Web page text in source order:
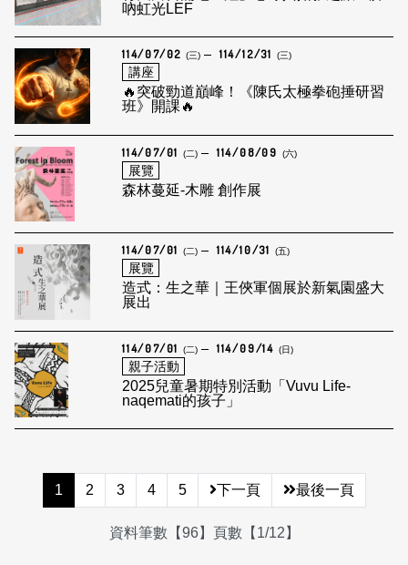
吶虹光LEF
114/07/02 (三) 114/12/31 (三)
講座
🔥突破勁道巔峰！《陳氏太極拳砲捶研習
班》開課🔥
114/07/01 (二) 114/08/09 (六)
展覽
森林蔓延-木雕 創作展
114/07/01 (二) 114/10/31 (五)
展覽
造式：生之華｜王俠軍個展於新氣園盛大
展出
114/07/01 (二) 114/09/14 (日)
親子活動
2025兒童暑期特別活動「Vuvu Life-
naqemati的孩子」
1 2 3 4 5 下一頁 最後一頁
資料筆數【96】頁數【1/12】